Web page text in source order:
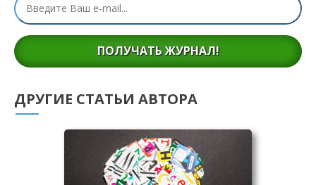
ПОЛУЧАТЬ ЖУРНАЛ!
ДРУГИЕ СТАТЬИ АВТОРА